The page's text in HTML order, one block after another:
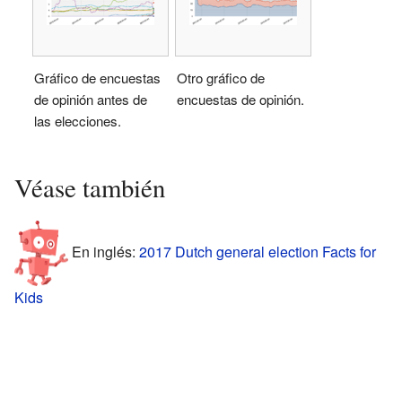
Gráfico de encuestas
de opinión antes de
las elecciones.
Otro gráfico de
encuestas de opinión.
Véase también
En inglés: 2017 Dutch general election Facts for
Kids